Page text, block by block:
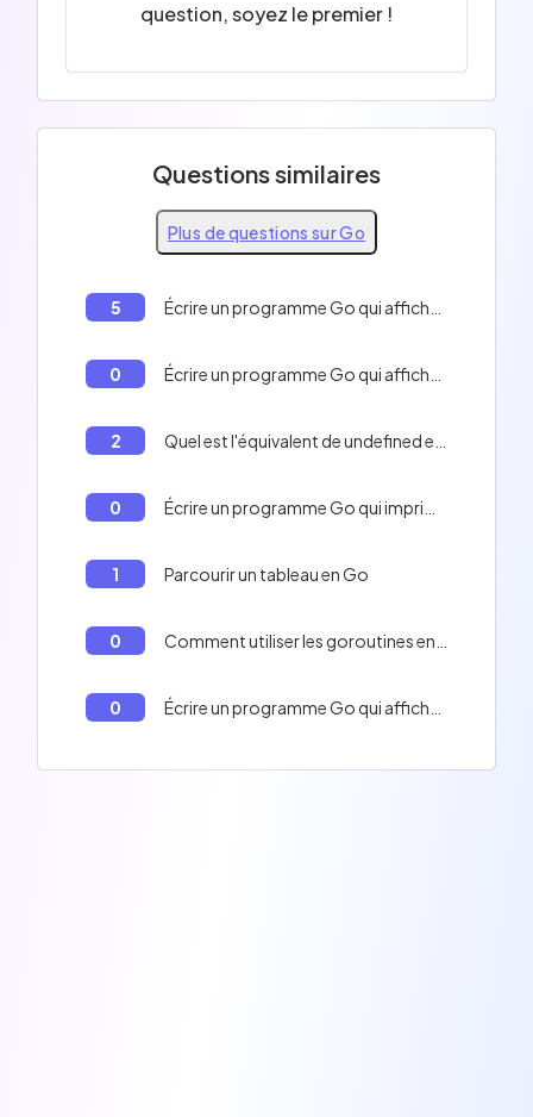
question, soyez le premier !
Questions similaires
Plus de questions sur Go
5
0
2
0
1 Parcourir un tableau en Go
0
0